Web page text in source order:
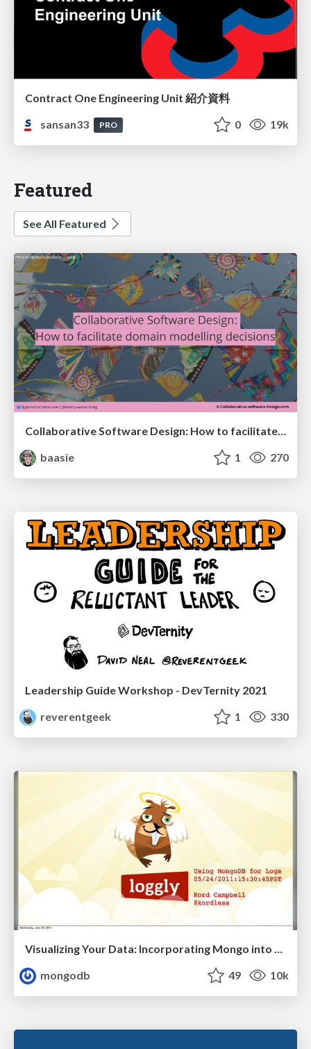
Contract One Engineering Unit 紹介資料
sansan33
PRO 0 19k
Featured
See All Featured
Collaborative Software Design: How to facilitate domain modelling decisions
baasie
1 270
Leadership Guide Workshop - DevTernity 2021
reverentgeek
1 330
Visualizing Your Data: Incorporating Mongo into Loggly Infrastructure
mongodb
49 10k